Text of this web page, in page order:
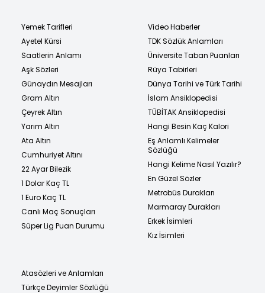
Yemek Tarifleri
Ayetel Kürsi
Saatlerin Anlamı
Aşk Sözleri
Günaydın Mesajları
Gram Altın
Çeyrek Altın
Yarım Altın
Ata Altın
Cumhuriyet Altını
22 Ayar Bilezik
1 Dolar Kaç TL
1 Euro Kaç TL
Canlı Maç Sonuçları
Süper Lig Puan Durumu
Video Haberler
TDK Sözlük Anlamları
Üniversite Taban Puanları
Rüya Tabirleri
Dünya Tarihi ve Türk Tarihi
İslam Ansiklopedisi
TÜBİTAK Ansiklopedisi
Hangi Besin Kaç Kalori
Eş Anlamlı Kelimeler
Sözlüğü
Hangi Kelime Nasıl Yazılır?
En Güzel Sözler
Metrobüs Durakları
Marmaray Durakları
Erkek İsimleri
Kız İsimleri
Atasözleri ve Anlamları
Türkçe Deyimler Sözlüğü